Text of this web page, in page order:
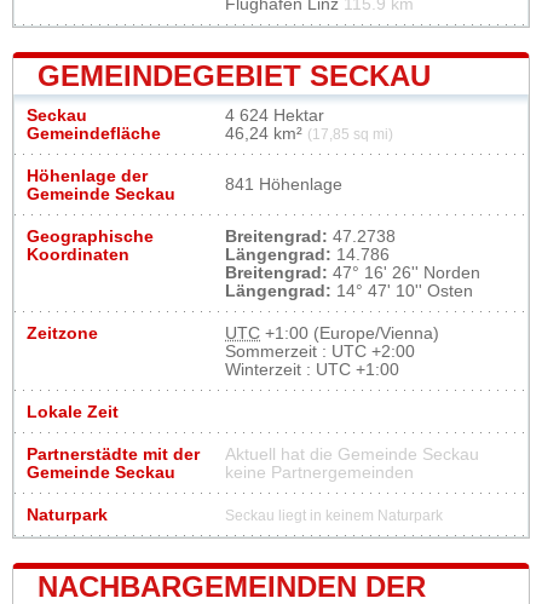
Flughafen Linz 115.9 km
GEMEINDEGEBIET SECKAU
Seckau
Gemeindefläche
4 624 Hektar
46,24 km² (17,85 sq mi)
Höhenlage der
Gemeinde Seckau
841 Höhenlage
Geographische
Koordinaten
Breitengrad: 47.2738
Längengrad: 14.786
Breitengrad: 47° 16' 26'' Norden
Längengrad: 14° 47' 10'' Osten
Zeitzone UTC +1:00 (Europe/Vienna)
Sommerzeit : UTC +2:00
Winterzeit : UTC +1:00
Lokale Zeit
Partnerstädte mit der
Gemeinde Seckau
Aktuell hat die Gemeinde Seckau
keine Partnergemeinden
Naturpark Seckau liegt in keinem Naturpark
NACHBARGEMEINDEN DER